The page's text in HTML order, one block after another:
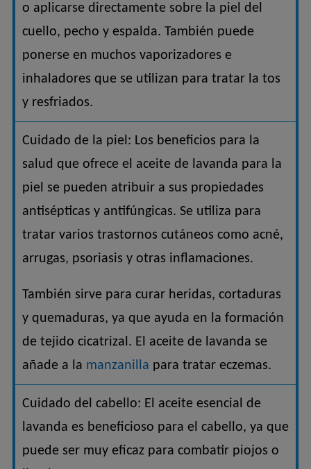
o aplicarse directamente sobre la piel del
cuello, pecho y espalda. También puede
ponerse en muchos vaporizadores e
inhaladores que se utilizan para tratar la tos
y resfriados.
Cuidado de la piel: Los beneficios para la
salud que ofrece el aceite de lavanda para la
piel se pueden atribuir a sus propiedades
antisépticas y antifúngicas. Se utiliza para
tratar varios trastornos cutáneos como acné,
arrugas, psoriasis y otras inflamaciones.
También sirve para curar heridas, cortaduras
y quemaduras, ya que ayuda en la formación
de tejido cicatrizal. El aceite de lavanda se
añade a la manzanilla para tratar eczemas.
Cuidado del cabello: El aceite esencial de
lavanda es beneficioso para el cabello, ya que
puede ser muy eficaz para combatir piojos o